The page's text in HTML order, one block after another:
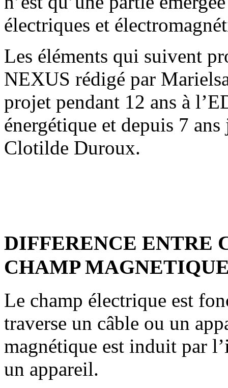
électriques et
Les éléments qui suivent
NEXUS rédigé par
projet pendant 12 ans à
énergétique et depuis 7
Clotilde Duroux.
DIFFERENCE ENTRE
CHAMP
Le champ électrique est
traverse un câble ou un
magnétique est induit par
un appareil.